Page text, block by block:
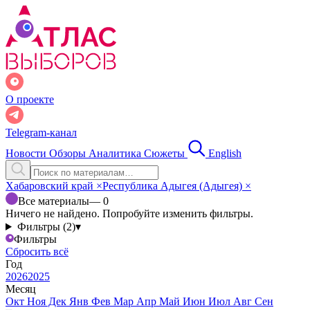
О проекте
Telegram-канал
Новости Обзоры Аналитика Сюжеты English
Хабаровский край ×Республика Адыгея (Адыгея) ×
Все материалы— 0
Ничего не найдено. Попробуйте изменить фильтры.
Фильтры (2)▾
Фильтры
Сбросить всё
Год
20262025
Месяц
Окт Ноя Дек Янв Фев Мар Апр Май Июн Июл Авг Сен